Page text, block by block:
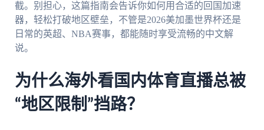
截。别担心，这篇指南会告诉你如何用合适的回国加速
器，轻松打破地区壁垒，不管是2026美加墨世界杯还是
日常的英超、NBA赛事，都能随时享受流畅的中文解
说。
为什么海外看国内体育直播总被
“地区限制”挡路？